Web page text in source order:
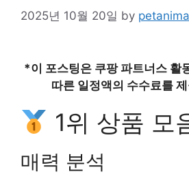
2025년 10월 20일 by
*이 포스팅은 쿠팡 파트너스 활
따른 일정액의 수수료를
1위 상품 모
매력 분석